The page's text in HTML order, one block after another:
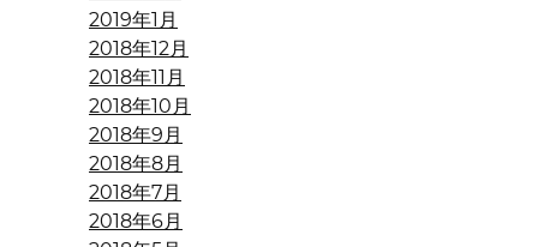
2019年1月
2018年12月
2018年11月
2018年10月
2018年9月
2018年8月
2018年7月
2018年6月